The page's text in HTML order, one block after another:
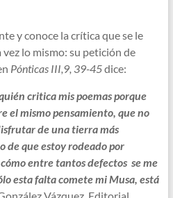
y conoce la crítica que se le
lo mismo: su petición de
Pónticas III,9, 39-45dice:
critica mis poemas porque
el mismo pensamiento, que no
de una tierra más
de que estoy rodeado por
entre tantos defectos se me
esta falta comete mi Musa, está